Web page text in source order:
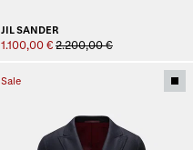
JIL SANDER
1.100,00 € 2.200,00 €
Sale